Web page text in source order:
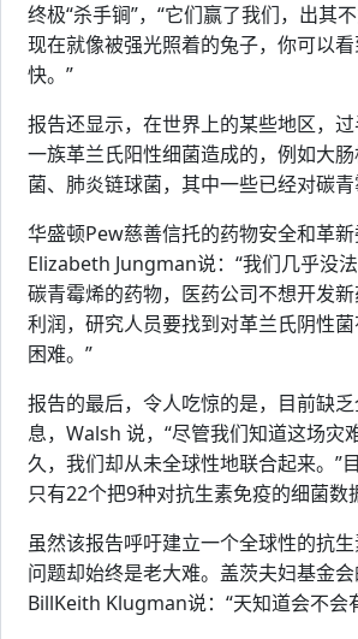
终极“杀手锏”，“它们赢了我们，出其
现在就像被强光照着的兔子，你可以
快。”
报告还显示，在世界上的某些地区，
一族革兰氏阳性细菌造成的，例如大
菌、肺炎链球菌，其中一些已经对碳青
华盛顿Pew慈善信托的药物安全和革
Elizabeth Jungman说：“我们几乎没
碳青霉烯的药物，医药公司不想开发
利润，研究人员要找到对革兰氏阴性
困难。”
报告的最后，令人吃惊的是，目前缺
息，Walsh 说，“尽管我们知道这场灾
久，我们却从未全球性地联合起来。”
只有22个把9种对抗生素免疫的细菌数
虽然该报告呼吁建立一个全球性的抗
问题却始终是老大难。盖茨夫妇基金
BillKeith Klugman说：“天知道会不会